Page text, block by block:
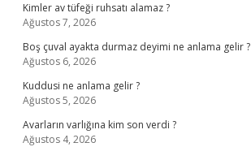
Kimler av tüfeği ruhsatı alamaz ?
Ağustos 7, 2026
Boş çuval ayakta durmaz deyimi ne anlama gelir ?
Ağustos 6, 2026
Kuddusi ne anlama gelir ?
Ağustos 5, 2026
Avarların varlığına kim son verdi ?
Ağustos 4, 2026